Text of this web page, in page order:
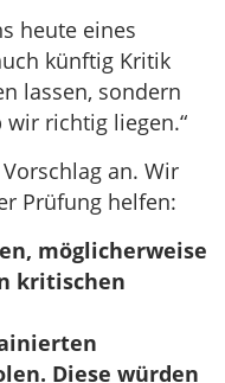
heute eines
künftig Kritik
lassen, sondern
richtig liegen.“
an. Wir
Prüfung helfen:
möglicherweise
kritischen
Diese würden